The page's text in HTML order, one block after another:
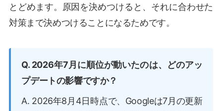
とどめます。原因を決めつけると、それに合わせた
対策まで決めつけることになるためです。
Q. 2026年7月に順位が動いたのは、どのアッ
プデートの影響ですか？
A. 2026年8月4日時点で、Googleは7月の更新